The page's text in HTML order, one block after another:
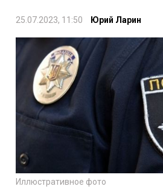
25.07.2023, 11:50 Юрий Ларин
Иллюстративное фото